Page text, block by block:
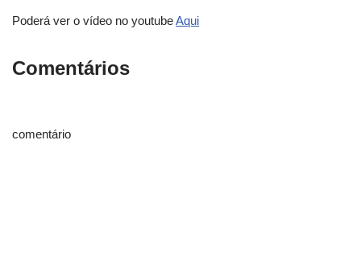
Poderá ver o vídeo no youtubeAqui
Comentários
comentário